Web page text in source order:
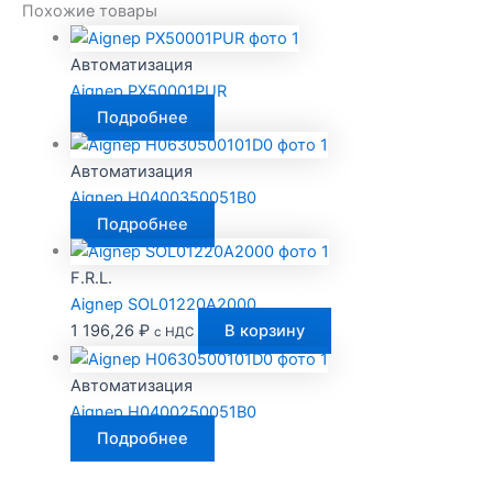
Похожие товары
Автоматизация
Aignep PX50001PUR
Подробнее
Автоматизация
Aignep H0400350051B0
Подробнее
F.R.L.
Aignep SOL01220A2000
1 196,26 ₽ с НДС В корзину
Автоматизация
Aignep H0400250051B0
Подробнее